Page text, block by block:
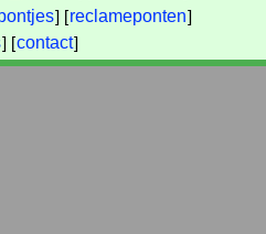
] [reclameponten]
] [contact]